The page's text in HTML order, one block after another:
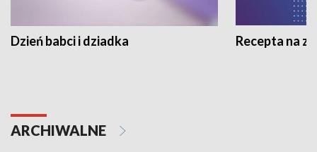
Dzień babci i dziadka Recepta na
ARCHIWALNE